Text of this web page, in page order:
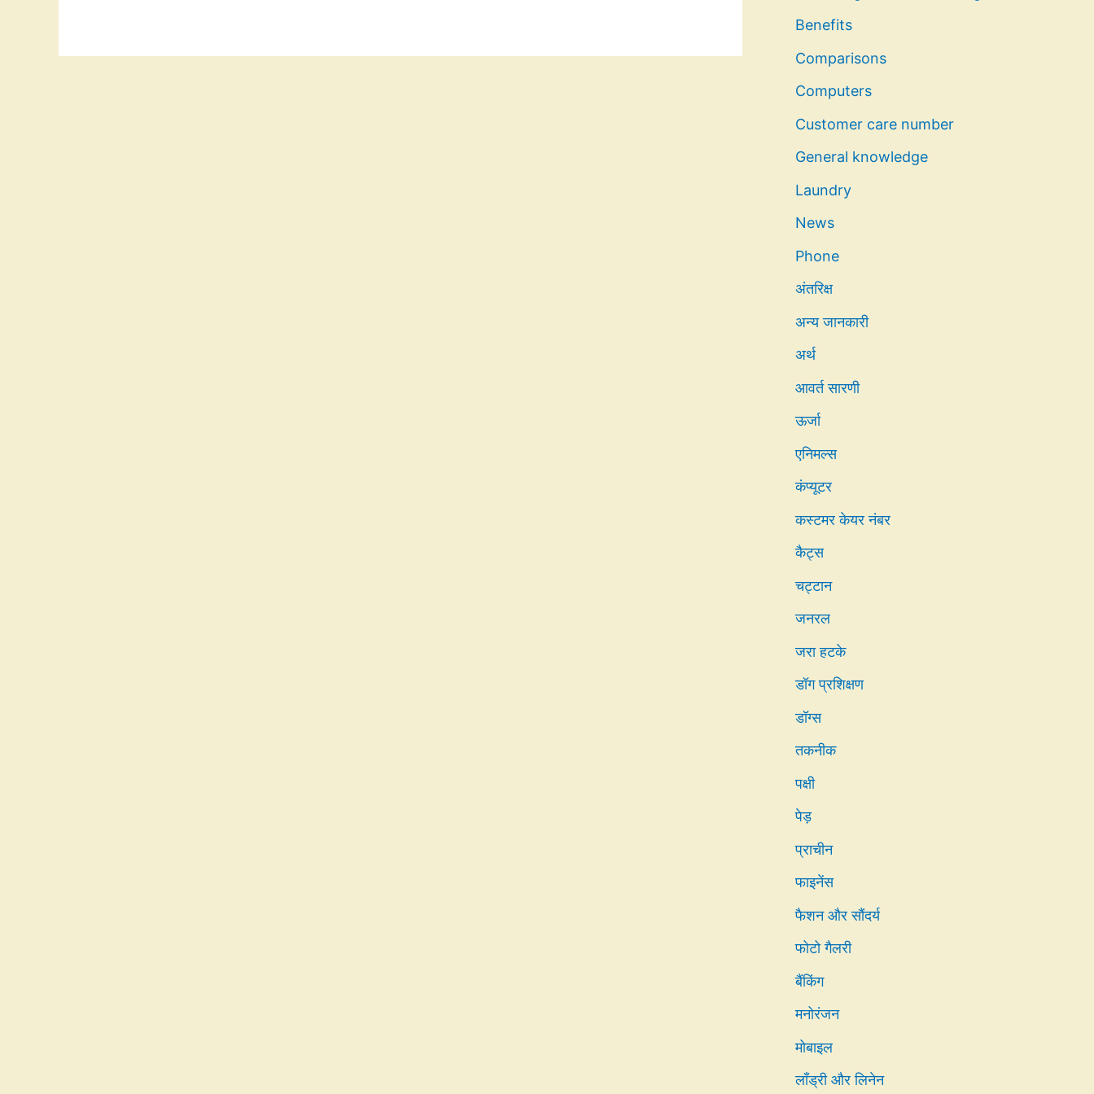
Benefits
Comparisons
Computers
Customer care number
General knowledge
Laundry
News
Phone
अंतरिक्ष
अन्य जानकारी
अर्थ
आवर्त सारणी
ऊर्जा
एनिमल्स
कंप्यूटर
कस्टमर केयर नंबर
कैट्स
चट्टान
जनरल
जरा हटके
डॉग प्रशिक्षण
डॉग्स
तकनीक
पक्षी
पेड़
प्राचीन
फाइनेंस
फैशन और सौंदर्य
फोटो गैलरी
बैंकिंग
मनोरंजन
मोबाइल
लाँड्री और लिनेन